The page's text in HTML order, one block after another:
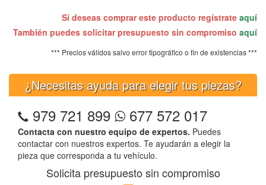
Si deseas comprar este producto regístrate aquí
También puedes solicitar presupuesto sin compromiso aquí
*** Precios válidos salvo error tipográfico o fin de existencias ***
¿Necesitas ayuda para elegir tus piezas?
979 721 899 677 572 017
Contacta con nuestro equipo de expertos. Puedes
contactar con nuestros expertos. Te ayudarán a elegir la
pieza que corresponda a tu vehículo.
Solicita presupuesto sin compromiso